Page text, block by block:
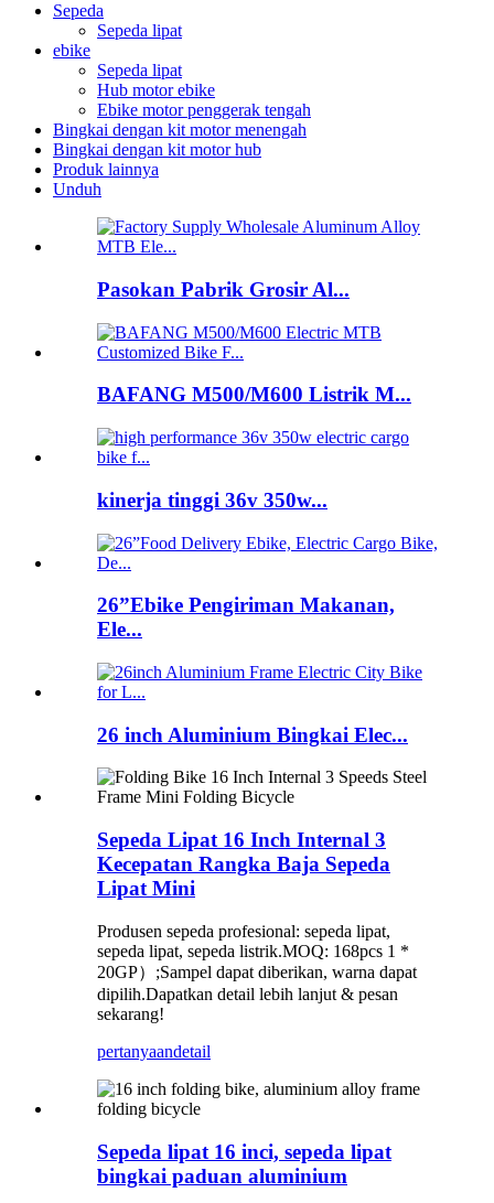
Sepeda
Sepeda lipat
ebike
Sepeda lipat
Hub motor ebike
Ebike motor penggerak tengah
Bingkai dengan kit motor menengah
Bingkai dengan kit motor hub
Produk lainnya
Unduh
Pasokan Pabrik Grosir Al...
BAFANG M500/M600 Listrik M...
kinerja tinggi 36v 350w...
26”Ebike Pengiriman Makanan,
Ele...
26 inch Aluminium Bingkai Elec...
Sepeda Lipat 16 Inch Internal 3
Kecepatan Rangka Baja Sepeda
Lipat Mini
Produsen sepeda profesional: sepeda lipat,
sepeda lipat, sepeda listrik.MOQ: 168pcs 1 *
20GP）;Sampel dapat diberikan, warna dapat
dipilih.Dapatkan detail lebih lanjut & pesan
sekarang!
pertanyaandetail
Sepeda lipat 16 inci, sepeda lipat
bingkai paduan aluminium